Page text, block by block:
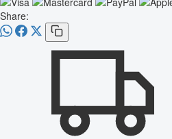
Share: